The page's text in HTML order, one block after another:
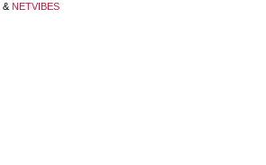
& NETVIBES